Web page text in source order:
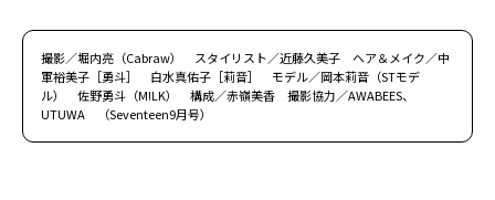
撮影／堀内亮（Cabraw） スタイリスト／近藤久美子 ヘア＆メイク／中
軍裕美子［勇斗］ 白水真佑子［莉音］ モデル／岡本莉音（STモデ
ル） 佐野勇斗（M!LK） 構成／赤嶺美香 撮影協力／AWABEES、
UTUWA （Seventeen9月号）